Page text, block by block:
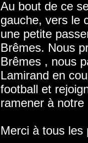
Au bout de ce
gauche, vers le
une petite
Brêmes. Nous
Brêmes , nous
Lamirand en
football et
ramener à
Merci à tous les